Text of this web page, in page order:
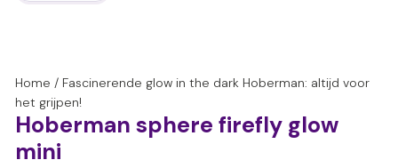
Home / Fascinerende glow in the dark Hoberman: altijd voor
het grijpen!
Hoberman sphere firefly glow
mini